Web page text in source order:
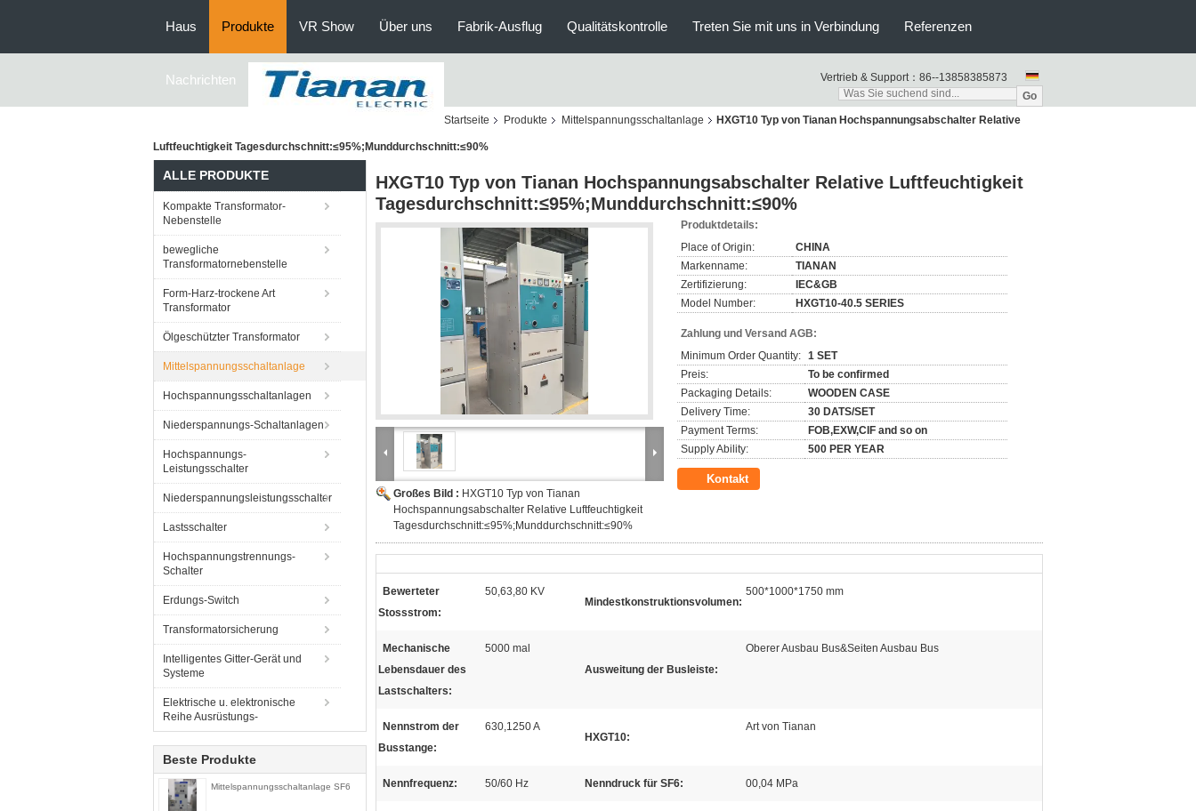
Haus Produkte VR Show Über uns Fabrik-Ausflug Qualitätskontrolle Treten Sie mit uns in Verbindung Referenzen
Nachrichten Vertrieb & Support： 86--13858385873
Go
Startseite
Produkte Mittelspannungsschaltanlage HXGT10 Typ von Tianan Hochspannungsabschalter Relative
Luftfeuchtigkeit Tagesdurchschnitt:≤95%;Munddurchschnitt:≤90%
ALLE PRODUKTE
Kompakte Transformator-
Nebenstelle
bewegliche
Transformatornebenstelle
Form-Harz-trockene Art
Transformator
Ölgeschützter Transformator
Mittelspannungsschaltanlage
Hochspannungsschaltanlagen
Niederspannungs-Schaltanlagen
Hochspannungs-
Leistungsschalter
Niederspannungsleistungsschalter
Lastsschalter
Hochspannungstrennungs-
Schalter
Erdungs-Switch
Transformatorsicherung
Intelligentes Gitter-Gerät und
Systeme
Elektrische u. elektronische
Reihe Ausrüstungs-
Beste Produkte
Mittelspannungsschaltanlage SF6
HXGT10 Typ von Tianan Hochspannungsabschalter Relative Luftfeuchtigkeit
Tagesdurchschnitt:≤95%;Munddurchschnitt:≤90%
Großes Bild : HXGT10 Typ von Tianan
Hochspannungsabschalter Relative Luftfeuchtigkeit
Tagesdurchschnitt:≤95%;Munddurchschnitt:≤90%
Produktdetails:
Place of Origin:
CHINA
Markenname:
TIANAN
Zertifizierung:
IEC&GB
Model Number:
HXGT10-40.5 SERIES
Zahlung und Versand AGB:
Minimum Order Quantity: 1 SET
Preis:
To be confirmed
Packaging Details:
WOODEN CASE
Delivery Time:
30 DATS/SET
Payment Terms:
FOB,EXW,CIF and so on
Supply Ability:
500 PER YEAR
Kontakt
Bewerteter
Stossstrom:
50,63,80 KV
Mindestkonstruktionsvolumen:
500*1000*1750 mm
Mechanische
Lebensdauer des
Lastschalters:
5000 mal
Ausweitung der Busleiste:
Oberer Ausbau Bus&Seiten Ausbau Bus
Nennstrom der
Busstange:
630,1250 A
HXGT10:
Art von Tianan
Nennfrequenz: 50/60 Hz Nenndruck für SF6: 00,04 MPa